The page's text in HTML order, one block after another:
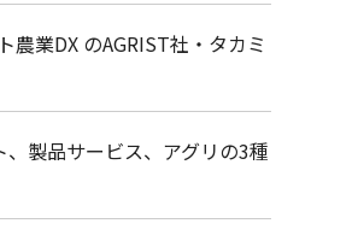
業DX のAGRIST社・タカミ
製品サービス、アグリの3種